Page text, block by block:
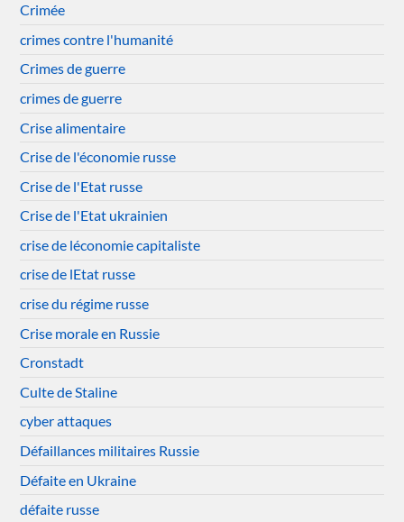
Crimée
crimes contre l'humanité
Crimes de guerre
crimes de guerre
Crise alimentaire
Crise de l'économie russe
Crise de l'Etat russe
Crise de l'Etat ukrainien
crise de léconomie capitaliste
crise de lEtat russe
crise du régime russe
Crise morale en Russie
Cronstadt
Culte de Staline
cyber attaques
Défaillances militaires Russie
Défaite en Ukraine
défaite russe